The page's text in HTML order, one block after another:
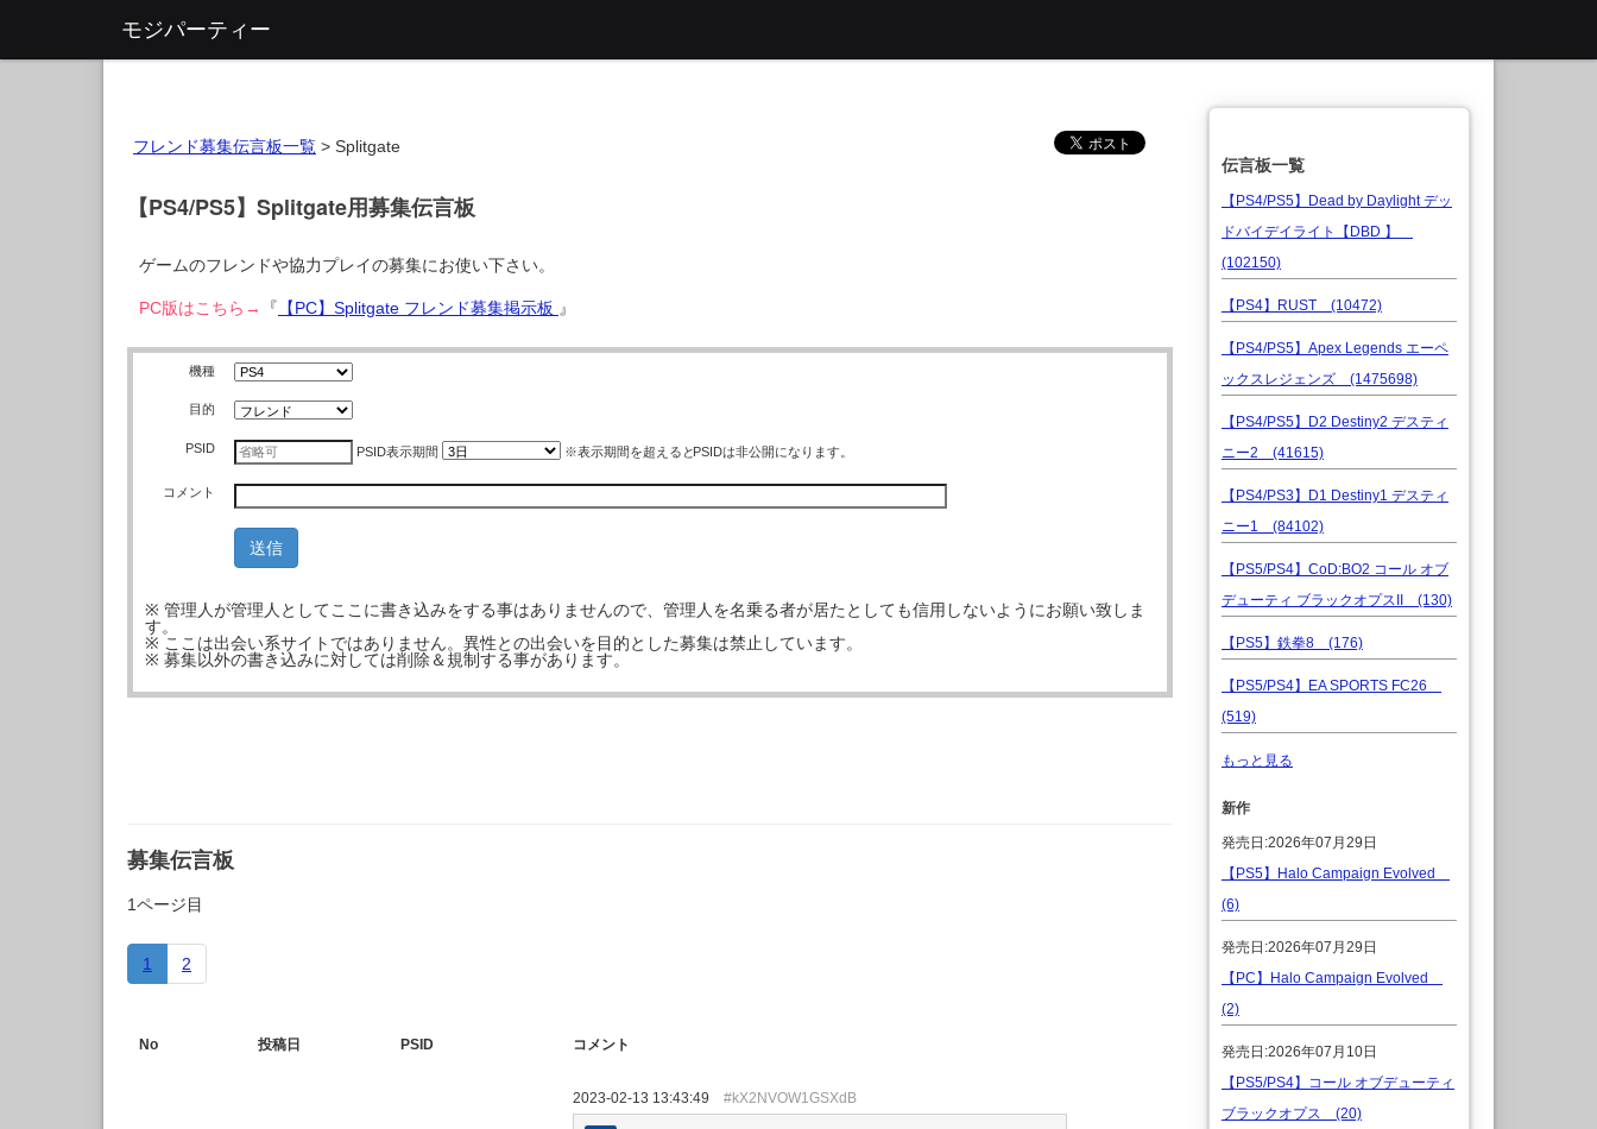
モジパーティー
フレンド募集伝言板一覧 > Splitgate
【PS4/PS5】Splitgate用募集伝言板
ゲームのフレンドや協力プレイの募集にお使い下さい。
PC版はこちら→ 『 【PC】Splitgate フレンド募集掲示板 』
機種
目的
PSID PSID表示期間 ※表示期間を超えるとPSIDは非公開になります。
コメント
※ 管理人が管理人としてここに書き込みをする事はありませんので、管理人を名乗る者が居たとしても信用しないようにお願い致しま
す。
※ ここは出会い系サイトではありません。異性との出会いを目的とした募集は禁止しています。
※ 募集以外の書き込みに対しては削除＆規制する事があります。
募集伝言板
1ページ目
1 2
No 投稿日 PSID コメント
2023-02-13 13:43:49 #kX2NVOW1GSXdB
伝言板一覧
【PS4/PS5】Dead by Daylight デッ
ドバイデイライト【DBD 】
(102150)
【PS4】RUST (10472)
【PS4/PS5】Apex Legends エーペ
ックスレジェンズ (1475698)
【PS4/PS5】D2 Destiny2 デスティ
ニー2 (41615)
【PS4/PS3】D1 Destiny1 デスティ
ニー1 (84102)
【PS5/PS4】CoD:BO2 コール オブ
デューティ ブラックオプスII (130)
【PS5】鉄拳8 (176)
【PS5/PS4】EA SPORTS FC26
(519)
もっと見る
新作
発売日:2026年07月29日
【PS5】Halo Campaign Evolved
(6)
発売日:2026年07月29日
【PC】Halo Campaign Evolved
(2)
発売日:2026年07月10日
【PS5/PS4】コール オブデューティ
ブラックオプス (20)